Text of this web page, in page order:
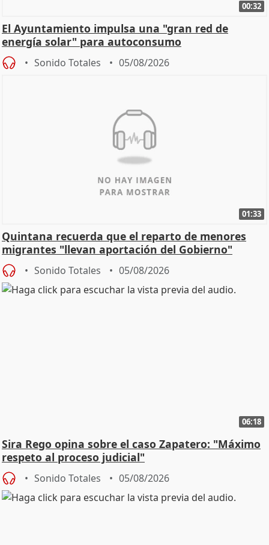
00:32
El Ayuntamiento impulsa una "gran red de
energía solar" para autoconsumo
Sonido Totales 05/08/2026
01:33
Quintana recuerda que el reparto de menores
migrantes "llevan aportación del Gobierno"
central
Sonido Totales 05/08/2026
06:18
Sira Rego opina sobre el caso Zapatero: "Máximo
respeto al proceso judicial"
Sonido Totales 05/08/2026